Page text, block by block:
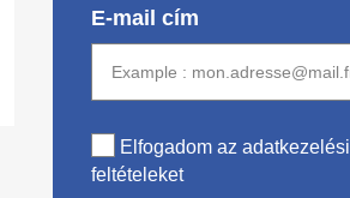
E-mail cím
Elfogadom az adatkezelési
feltételeket